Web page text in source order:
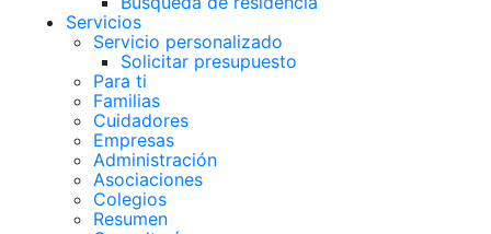
Servicios
Servicio personalizado
Solicitar presupuesto
Para ti
Familias
Cuidadores
Empresas
Administración
Asociaciones
Colegios
Resumen